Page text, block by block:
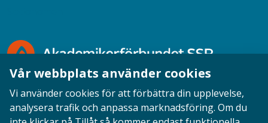
Vår webbplats använder cookies
Vi använder cookies för att förbättra din upplevelse,
analysera trafik och anpassa marknadsföring. Om du